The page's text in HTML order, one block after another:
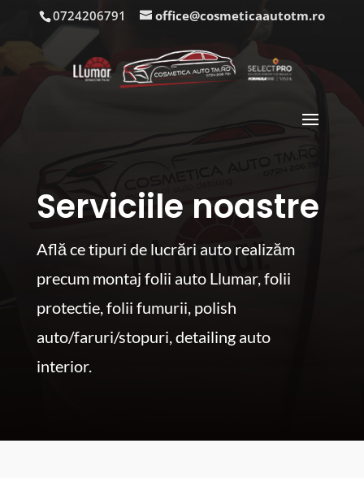
0724206791 office@cosmeticaautotm.ro
Serviciile noastre
Află ce tipuri de lucrări auto realizăm
precum montaj folii auto Llumar, folii
protectie, folii fumurii, polish
auto/faruri/stopuri, detailing auto
interior.